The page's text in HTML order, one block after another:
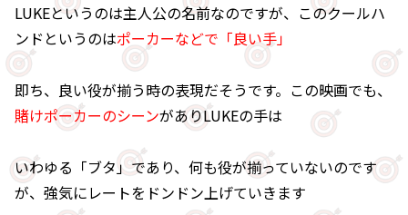
LUKEというのは主人公の名前なのですが、このクールハ
ンドというのはポーカーなどで「良い手」
即ち、良い役が揃う時の表現だそうです。この映画でも、
賭けポーカーのシーンがありLUKEの手は
いわゆる「ブタ」であり、何も役が揃っていないのです
が、強気にレートをドンドン上げていきます